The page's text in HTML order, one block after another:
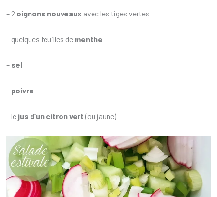
– 2 oignons nouveaux avec les tiges vertes
– quelques feuilles de menthe
– sel
– poivre
– le jus d’un citron vert (ou jaune)